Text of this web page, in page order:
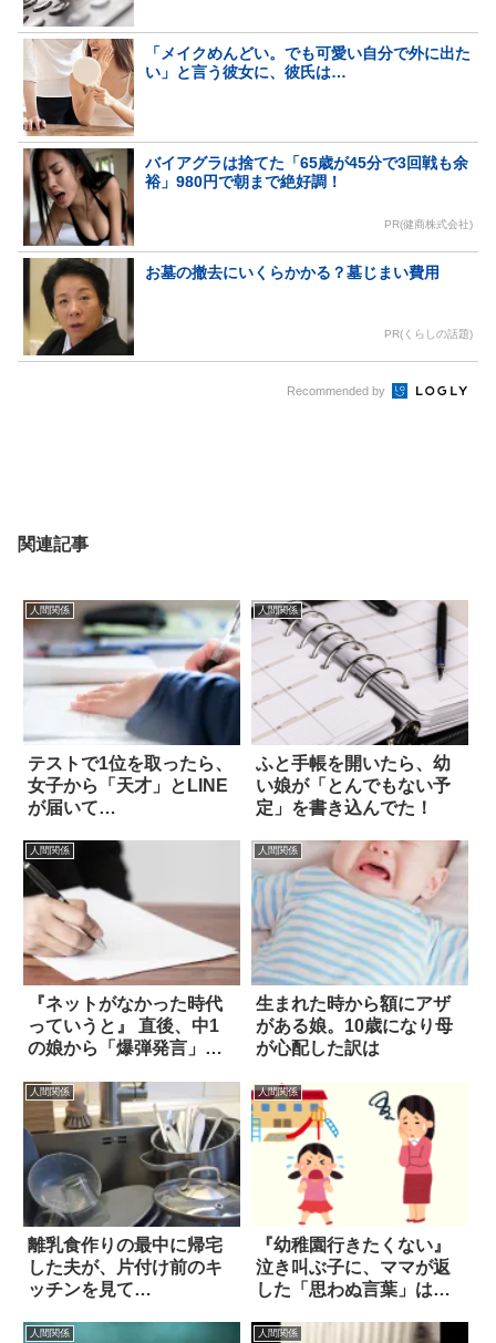
「メイクめんどい。でも可愛い自分で外に出た
い」と言う彼女に、彼氏は…
バイアグラは捨てた「65歳が45分で3回戦も余
裕」980円で朝まで絶好調！
PR(健商株式会社)
お墓の撤去にいくらかかる？墓じまい費用
PR(くらしの話題)
Recommended by
関連記事
人間関係
テストで1位を取ったら、
女子から「天才」とLINE
が届いて…
人間関係
ふと手帳を開いたら、幼
い娘が「とんでもない予
定」を書き込んでた！
人間関係
『ネットがなかった時代
っていうと』 直後、中1
の娘から「爆弾発言」が
人間関係
生まれた時から額にアザ
がある娘。10歳になり母
が心配した訳は
人間関係
離乳食作りの最中に帰宅
した夫が、片付け前のキ
ッチンを見て…
人間関係
『幼稚園行きたくない』
泣き叫ぶ子に、ママが返
した「思わぬ言葉」は…
人間関係 人間関係